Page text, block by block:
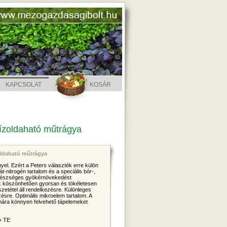
KAPCSOLAT KOSÁR
műtrágya
műtrágya
Ezért a Peters választék erre külön
nitrogén tartalom és a speciális bór-,
gyökérnövekedést
gyorsan és tökéletesen
áll rendelkezésre. Különleges
Optimális mikroelem tartalom. A
könnyen felvehető tápelemeket
TE